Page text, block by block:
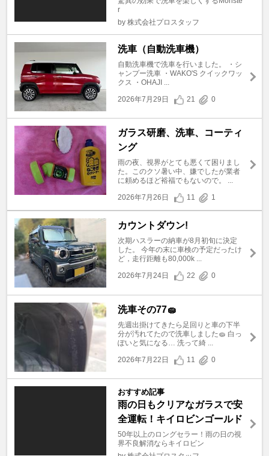
r
by 株式会社プロスタッフ
洗車（自動洗車機）
自動洗車機で洗車を行いました。 ・シ
ャンプー洗車 ・WAKO'S クイックワッ
クス ・OHAJI ...
2026年7月29日
21 0
ガラス研磨、洗車、コーティ
ング
雨の夜、視界がとても悪くて困りまし
た。このクソ暑い中、嫌でしたが業者
に頼めるほど裕福でもないので。 ...
2026年7月26日
11 1
カウントダウン!
次期ハスラーの納車が8月初旬に決定
した。 今年の末に車検の予定だったけ
ど，走行距離も80,000k ...
2026年7月24日
22 0
洗車その77🧽
先週出掛けてきたら足回りと車の下半
分が汚れてたので洗車しました🧽 白っ
ぽいと気になる… 洗って綺 ...
2026年7月22日
11 0
おすすめ記事
雨の日もクリアなガラスで安
全運転！キイロビンゴールド
50年以上のロングセラー！雨の日の視
界不良解消ならキイロビン